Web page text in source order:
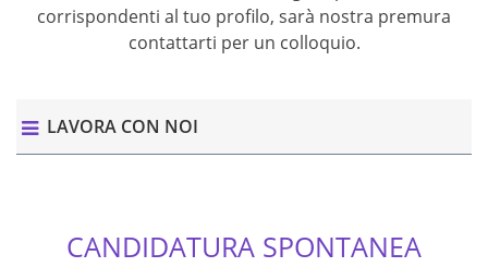
corrispondenti al tuo profilo, sarà nostra premura
contattarti per un colloquio.
LAVORA CON NOI
CANDIDATURA SPONTANEA